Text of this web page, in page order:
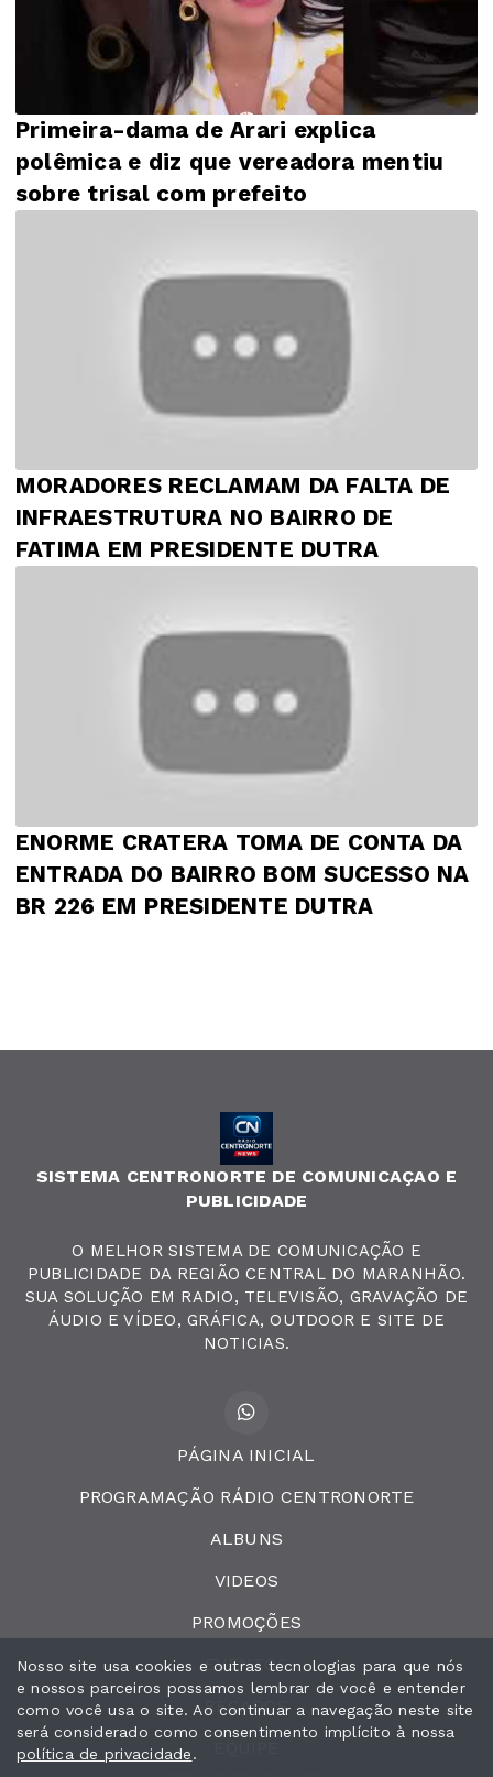
Primeira-dama de Arari explica
polêmica e diz que vereadora mentiu
sobre trisal com prefeito
MORADORES RECLAMAM DA FALTA DE
INFRAESTRUTURA NO BAIRRO DE
FATIMA EM PRESIDENTE DUTRA
ENORME CRATERA TOMA DE CONTA DA
ENTRADA DO BAIRRO BOM SUCESSO NA
BR 226 EM PRESIDENTE DUTRA
SISTEMA CENTRONORTE DE COMUNICAÇAO E
PUBLICIDADE
O MELHOR SISTEMA DE COMUNICAÇÃO E
PUBLICIDADE DA REGIÃO CENTRAL DO MARANHÃO.
SUA SOLUÇÃO EM RADIO, TELEVISÃO, GRAVAÇÃO DE
ÁUDIO E VÍDEO, GRÁFICA, OUTDOOR E SITE DE
NOTICIAS.
PÁGINA INICIAL
PROGRAMAÇÃO RÁDIO CENTRONORTE
ALBUNS
VIDEOS
PROMOÇÕES
EVENTOS
RECADOS
Nosso site usa cookies e outras tecnologias para que nós
e nossos parceiros possamos lembrar de você e entender
como você usa o site. Ao continuar a navegação neste site
será considerado como consentimento implícito à nossa
política de privacidade.